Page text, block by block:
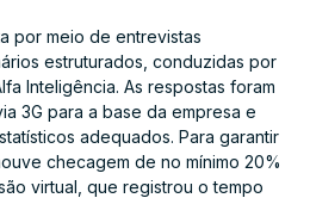
por meio de entrevistas
estruturados, conduzidas por
Inteligência. As respostas foram
3G para a base da empresa e
adequados. Para garantir
checagem de no mínimo 20%
virtual, que registrou o tempo